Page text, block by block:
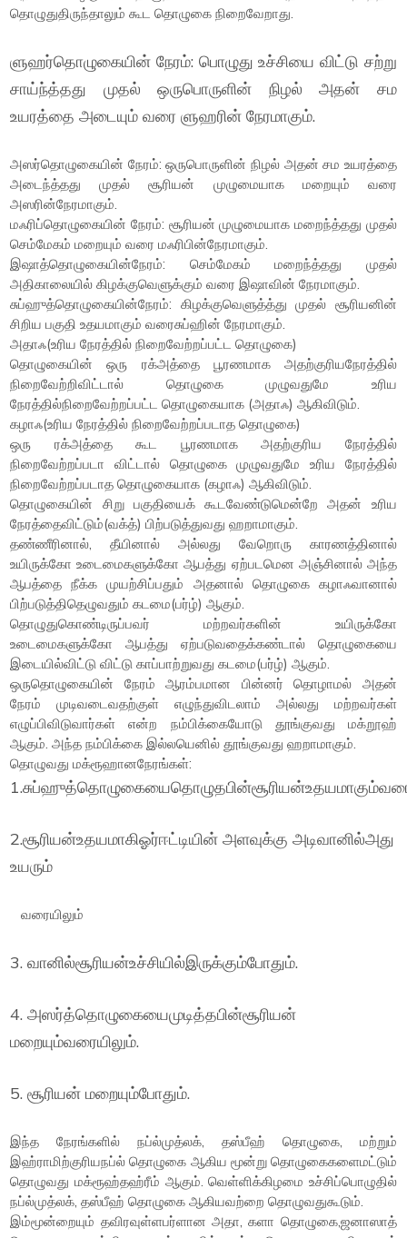
தொழுதுதிருந்தாலும் கூட தொழுகை நிறைவேறாது.
ளுஹர்தொழுகையின் நேரம்: பொழுது உச்சியை விட்டு சற்று
சாய்ந்த்தது முதல் ஒருபொருளின் நிழல் அதன் சம
உயரத்தை அடையும் வரை ளுஹரின் நேரமாகும்.
அஸர்தொழுகையின் நேரம்: ஒருபொருளின் நிழல் அதன் சம உயரத்தை
அடைந்த்தது முதல் சூரியன் முழுமையாக மறையும் வரை
அஸரின்நேரமாகும்.
மஃரிப்தொழுகையின் நேரம்: சூரியன் முழுமையாக மறைந்த்தது முதல்
செம்மேகம் மறையும் வரை மஃரிபின்நேரமாகும்.
இஷாத்தொழுகையின்நேரம்: செம்மேகம் மறைந்த்தது முதல்
அதிகாலையில் கிழக்குவெளுக்கும் வரை இஷாவின் நேரமாகும்.
சுப்ஹுத்தொழுகையின்நேரம்: கிழக்குவெளுத்த்து முதல் சூரியனின்
சிறிய பகுதி உதயமாகும் வரைசுப்ஹின் நேரமாகும்.
அதாஃ(உரிய நேரத்தில் நிறைவேற்றப்பட்ட தொழுகை)
தொழுகையின் ஒரு ரக்அத்தை பூரணமாக அதற்குரியநேரத்தில்
நிறைவேற்றிவிட்டால் தொழுகை முழுவதுமே உரிய
நேரத்தில்நிறைவேற்றப்பட்ட தொழுகையாக (அதாஃ) ஆகிவிடும்.
கழாஃ(உரிய நேரத்தில் நிறைவேற்றப்படாத தொழுகை)
ஒரு ரக்அத்தை கூட பூரணமாக அதற்குரிய நேரத்தில்
நிறைவேற்றப்படா விட்டால் தொழுகை முழுவதுமே உரிய நேரத்தில்
நிறைவேற்றப்படாத தொழுகையாக (கழாஃ) ஆகிவிடும்.
தொழுகையின் சிறு பகுதியைக் கூடவேண்டுமென்றே அதன் உரிய
நேரத்தைவிட்டும்(வக்த்) பிற்படுத்துவது ஹறாமாகும்.
தண்ணீரினால், தீயினால் அல்லது வேறொரு காரணத்தினால்
உயிருக்கோ உடைமைகளுக்கோ ஆபத்து ஏற்படமென அஞ்சினால் அந்த
ஆபத்தை நீக்க முயற்சிப்பதும் அதனால் தொழுகை கழாஃவானால்
பிற்படுத்திதெழுவதும் கடமை(பர்ழ்) ஆகும்.
தொழுதுகொண்டிருப்பவர் மற்றவர்களின் உயிருக்கோ
உடைமைகளுக்கோ ஆபத்து ஏற்படுவதைக்கண்டால் தொழுகையை
இடையில்விட்டு விட்டு காப்பாற்றுவது கடமை(பர்ழ்) ஆகும்.
ஒருதொழுகையின் நேரம் ஆரம்பமான பின்னர் தொழாமல் அதன்
நேரம் முடிவடைவதற்குள் எழுந்துவிடலாம் அல்லது மற்றவர்கள்
எழுப்பிவிடுவார்கள் என்ற நம்பிக்கையோடு தூங்குவது மக்றூஹ்
ஆகும். அந்த நம்பிக்கை இல்லயெனில் தூங்குவது ஹறாமாகும்.
தொழுவது மக்ரூஹானநேரங்கள்:
2.சூரியன்உதயமாகிஓர்ஈட்டியின் அளவுக்கு அடிவானில்அது
உயரும்
வரையிலும்
3. வானில்சூரியன்உச்சியில்இருக்கும்போதும்.
4. அஸர்த்தொழுகையைமுடித்தபின்சூரியன்
மறையும்வரையிலும்.
5. சூரியன் மறையும்போதும்.
இந்த நேரங்களில் நப்ல்முத்லக், தஸ்பீஹ் தொழுகை, மற்றும்
இஹ்ராமிற்குரியநப்ல் தொழுகை ஆகிய மூன்று தொழுகைகளைமட்டும்
தொழுவது மக்ரூஹ்தஹ்ரீம் ஆகும். வெள்ளிக்கிழமை உச்சிப்பொழுதில்
நப்ல்முத்லக், தஸ்பீஹ் தொழுகை ஆகியவற்றை தொழுவதுகூடும்.
இம்மூன்றையும் தவிரவுள்ளபர்ளான அதா, களா தொழுகை,ஜனாஸாத்